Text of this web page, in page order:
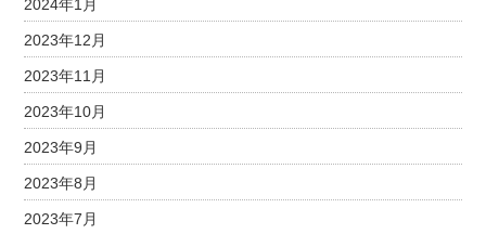
2024年1月
2023年12月
2023年11月
2023年10月
2023年9月
2023年8月
2023年7月